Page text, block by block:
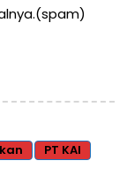
PT KAI